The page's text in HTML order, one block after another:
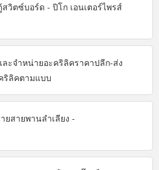
วิตซ์บอร์ด - ปิโก เอนเตอร์ไพรส์
ะจำหน่ายอะคริลิคราคาปลีก-ส่ง
ริลิคตามแบบ
ยสายพานลำเลียง -